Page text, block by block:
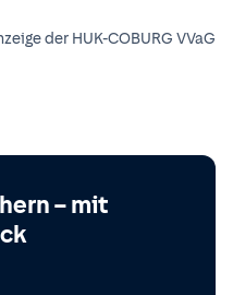
der HUK-COBURG VVaG
– mit